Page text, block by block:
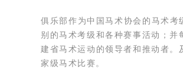
俱乐部作为中国马术协会的马术
别的马术考级和各种赛事活动； 并
建省马术运动的领导者和推动者。
家级马术比赛。